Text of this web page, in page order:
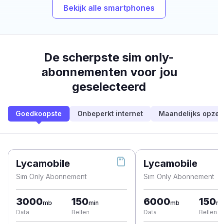
Bekijk alle smartphones
De scherpste sim only-
abonnementen voor jou
geselecteerd
Goedkoopste Onbeperkt internet Maandelijks
Lycamobile
Sim Only Abonnement
3000mb
Data
150min
Bellen
Lycamobile
Sim Only Abonnement
6000mb
Data
150
Bellen